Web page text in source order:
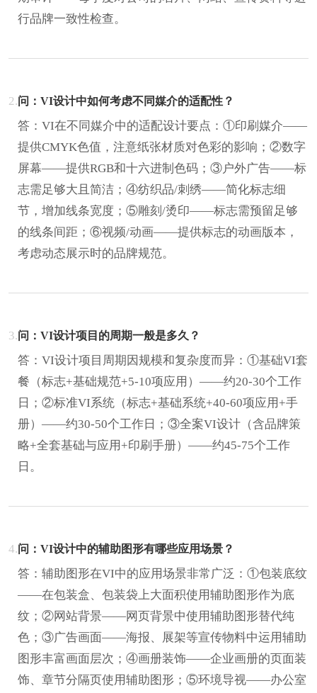
行品牌一致性检查。
2.问：VI设计中如何考虑不同媒介的适配性？
答：VI在不同媒介中的适配设计要点：①印刷媒介——
提供CMYK色值，注意纸张材质对色彩的影响；②数字
屏幕——提供RGB和十六进制色码；③户外广告——标
志需足够大且简洁；④纺织品/刺绣——简化标志细
节，增加线条宽度；⑤雕刻/烫印——标志需预留足够
的线条间距；⑥视频/动画——提供标志的动画版本，
考虑动态展示时的品牌规范。
3.问：VI设计项目的周期一般是多久？
答：VI设计项目周期因规模和复杂度而异：①基础VI套
餐（标志+基础规范+5-10项应用）——约20-30个工作
日；②标准VI系统（标志+基础系统+40-60项应用+手
册）——约30-50个工作日；③全案VI设计（含品牌策
略+全套基础与应用+印刷手册）——约45-75个工作
日。
4.问：VI设计中的辅助图形有哪些应用场景？
答：辅助图形在VI中的应用场景非常广泛：①包装底纹
——在包装盒、包装袋上大面积使用辅助图形作为底
纹；②网站背景——网页背景中使用辅助图形替代纯
色；③广告画面——海报、展架等宣传物料中运用辅助
图形丰富画面层次；④画册装饰——企业画册的页面装
饰、章节分隔页使用辅助图形；⑤环境导视——办公室